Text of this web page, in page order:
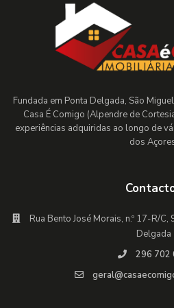
Fundada em Ponta Delgada, São
Casa É Comigo (Alpendre de
experiências adquiridas ao longo de
dos
Rua Bento José Morais, n.º 17-R/
Delgada
296 702